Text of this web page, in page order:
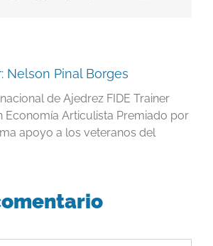
Nelson Pinal Borges
de Ajedrez FIDE Trainer
Economía Articulista Premiado por
apoyo a los veteranos del